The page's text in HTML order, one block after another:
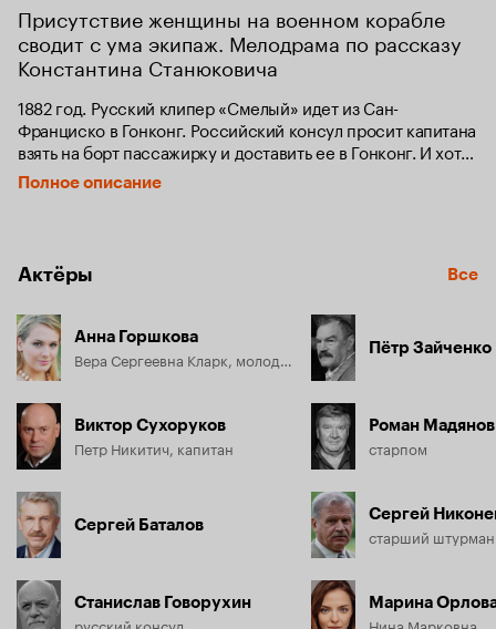
Присутствие женщины на военном корабле
сводит с ума экипаж. Мелодрама по рассказу
Константина Станюковича
1882 год. Русский клипер «Смелый» идет из Сан-
Франциско в Гонконг. Российский консул просит капитана
взять на борт пассажирку и доставить ее в Гонконг. И хотя,
согласно известному поверью, «женщина на корабле - к
беде», пассажирку принимают с почестями, а капитан
не оставят равнодушным ни одного офицера на судне
(вплоть до капитана) и приведут к серьезной ссоре двух
Полное описание
Актёры Все
Анна Горшкова
Вера Сергеевна Кларк, молодая вдова
Виктор Сухоруков
Петр Никитич, капитан
Сергей Баталов
Станислав Говорухин
русский консул
Пётр Зайченко
Роман Мадянов
старпом
Сергей
старший штурман
Марина
Нина Марковна